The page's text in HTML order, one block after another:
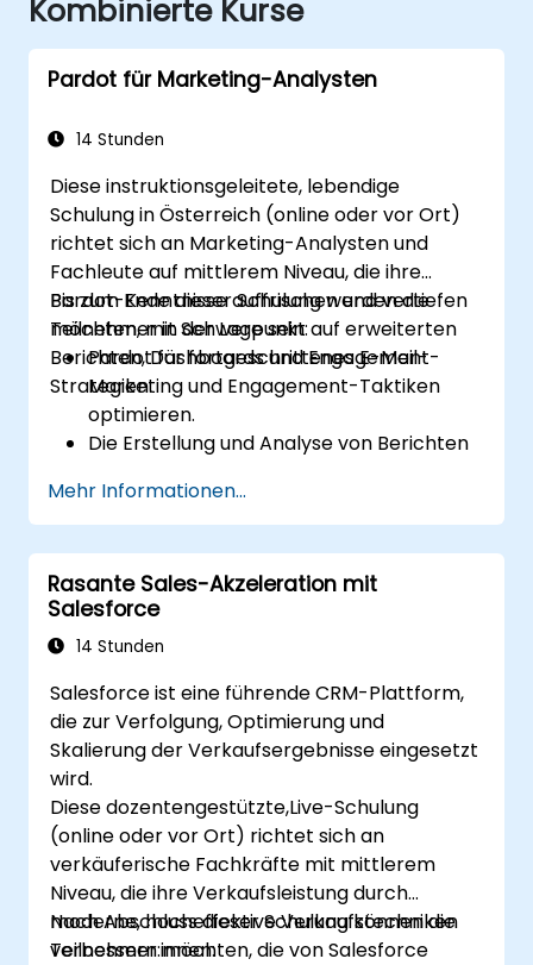
Kombinierte Kurse
Pardot für Marketing-Analysten
14 Stunden
Diese instruktionsgeleitete, lebendige
Schulung in Österreich (online oder vor Ort)
richtet sich an Marketing-Analysten und
Fachleute auf mittlerem Niveau, die ihre
Pardot-Kenntnisse auffrischen und vertiefen
möchten, mit Schwerpunkt auf erweiterten
Berichten, Dashboards und Engagement-
Strategien.
Bis zum Ende dieser Schulung werden die
Teilnehmer in der Lage sein:
Pardot für fortgeschrittenes E-Mail-
Marketing und Engagement-Taktiken
optimieren.
Die Erstellung und Analyse von Berichten
Strategien zur Zuweisung von Prospekten
und Engagement-Programmen
verbessern.
Dynamische Inhalte und
benutzerdefinierte Weiterleitungen von
Pardot für bessere Kampagnenleistungen
Mehr Informationen...
Rasante Sales-Akzeleration mit
Salesforce
14 Stunden
Salesforce ist eine führende CRM-Plattform,
die zur Verfolgung, Optimierung und
Skalierung der Verkaufsergebnisse eingesetzt
wird.
Diese dozentengestützte,Live-Schulung
(online oder vor Ort) richtet sich an
verkäuferische Fachkräfte mit mittlerem
Niveau, die ihre Verkaufsleistung durch
moderne, hocheffektive Verkaufstechniken
verbessern möchten, die von Salesforce
Nach Abschluss dieser Schulung können die
Teilnehmer:innen: